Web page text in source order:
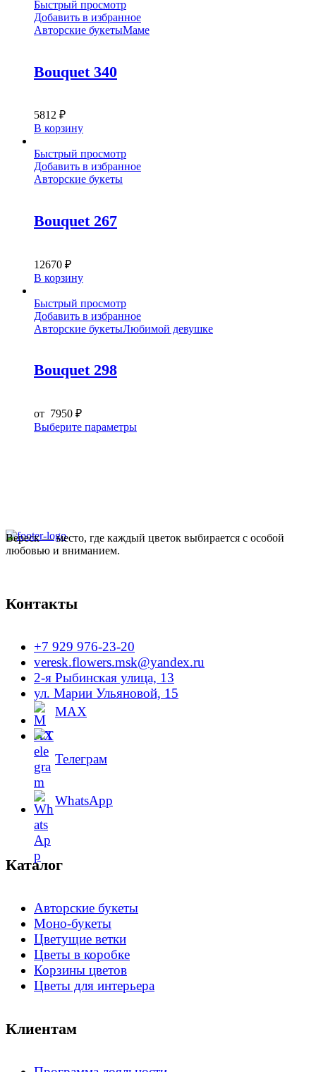
Быстрый просмотр
Добавить в избранное
Авторские букетыМаме
Bouquet 340
5812 ₽
В корзину
Быстрый просмотр
Добавить в избранное
Авторские букеты
Bouquet 267
12670 ₽
В корзину
Быстрый просмотр
Добавить в избранное
Авторские букетыЛюбимой девушке
Bouquet 298
от 7950 ₽
Выберите параметрыЭтот
странице
Вереск — место, где каждый цветок выбирается с особой
любовью и вниманием.
Контакты
+7 929 976-23-20
veresk.flowers.msk@yandex.ru
2-я Рыбинская улица, 13
ул. Марии Ульяновой, 15
MAX
Телеграм
WhatsApp
Каталог
Авторские букеты
Моно-букеты
Цветущие ветки
Цветы в коробке
Корзины цветов
Цветы для интерьера
Клиентам